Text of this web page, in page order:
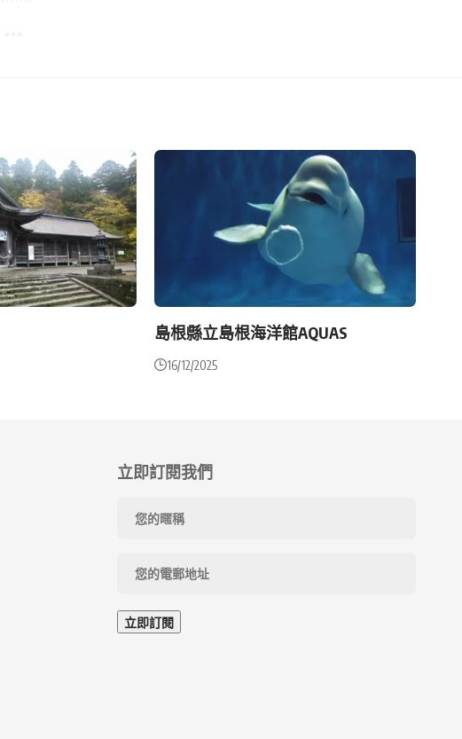
島根縣立島根海洋館AQUAS
16/12/2025
立即訂閱我們